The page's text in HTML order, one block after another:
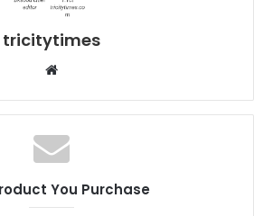
tricitytimes
Website
You Purchase